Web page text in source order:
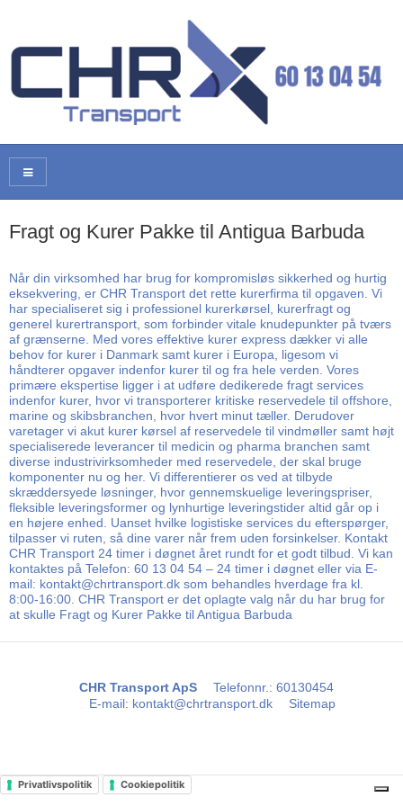
Fragt og Kurer Pakke til Antigua Barbuda
Når din virksomhed har brug for kompromisløs sikkerhed og hurtig
eksekvering, er CHR Transport det rette kurerfirma til opgaven. Vi
har specialiseret sig i professionel kurerkørsel, kurerfragt og
generel kurertransport, som forbinder vitale knudepunkter på tværs
af grænserne. Med vores effektive kurer express dækker vi alle
behov for kurer i Danmark samt kurer i Europa, ligesom vi
håndterer opgaver indenfor kurer til og fra hele verden. Vores
primære ekspertise ligger i at udføre dedikerede fragt services
indenfor kurer, hvor vi transporterer kritiske reservedele til offshore,
marine og skibsbranchen, hvor hvert minut tæller. Derudover
varetager vi akut kurer kørsel af reservedele til vindmøller samt højt
specialiserede leverancer til medicin og pharma branchen samt
diverse industrivirksomheder med reservedele, der skal bruge
komponenter nu og her. Vi differentierer os ved at tilbyde
skræddersyede løsninger, hvor gennemskuelige leveringspriser,
fleksible leveringsformer og lynhurtige leveringstider altid går op i
en højere enhed. Uanset hvilke logistiske services du efterspørger,
tilpasser vi ruten, så dine varer når frem uden forsinkelser. Kontakt
CHR Transport 24 timer i døgnet året rundt for et godt tilbud. Vi kan
kontaktes på Telefon: 60 13 04 54 – 24 timer i døgnet eller via E-
mail: kontakt@chrtransport.dk som behandles hverdage fra kl.
8:00-16:00. CHR Transport er det oplagte valg når du har brug for
at skulle Fragt og Kurer Pakke til Antigua Barbuda
CHR Transport ApS Telefonnr.: 60130454
E-mail: kontakt@chrtransport.dk Sitemap
Privatlivspolitik Cookiepolitik